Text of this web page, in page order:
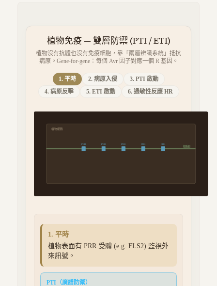
植物免疫 — 雙層防禦 (PTI / ETI)
植物沒有抗體也沒有免疫細胞，靠「兩層辨識系統」抵抗
病原。Gene-for-gene：每個 Avr 因子對應一個 R 基因。
1. 平時 2. 病原入侵
3. PTI 啟動
4. 病原反擊
5. ETI 啟動 6. 過敏性反應 HR
植物細胞
細胞膜
PRR PRR PRR PRR PRR
1. 平時
植物表面有 PRR 受體 (e.g. FLS2) 監視外
來訊號。
PTI（廣譜防禦）